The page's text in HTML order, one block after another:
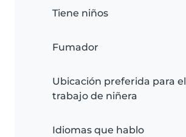
Tiene niños
Fumador
Ubicación preferida para el
trabajo de niñera
Idiomas que hablo